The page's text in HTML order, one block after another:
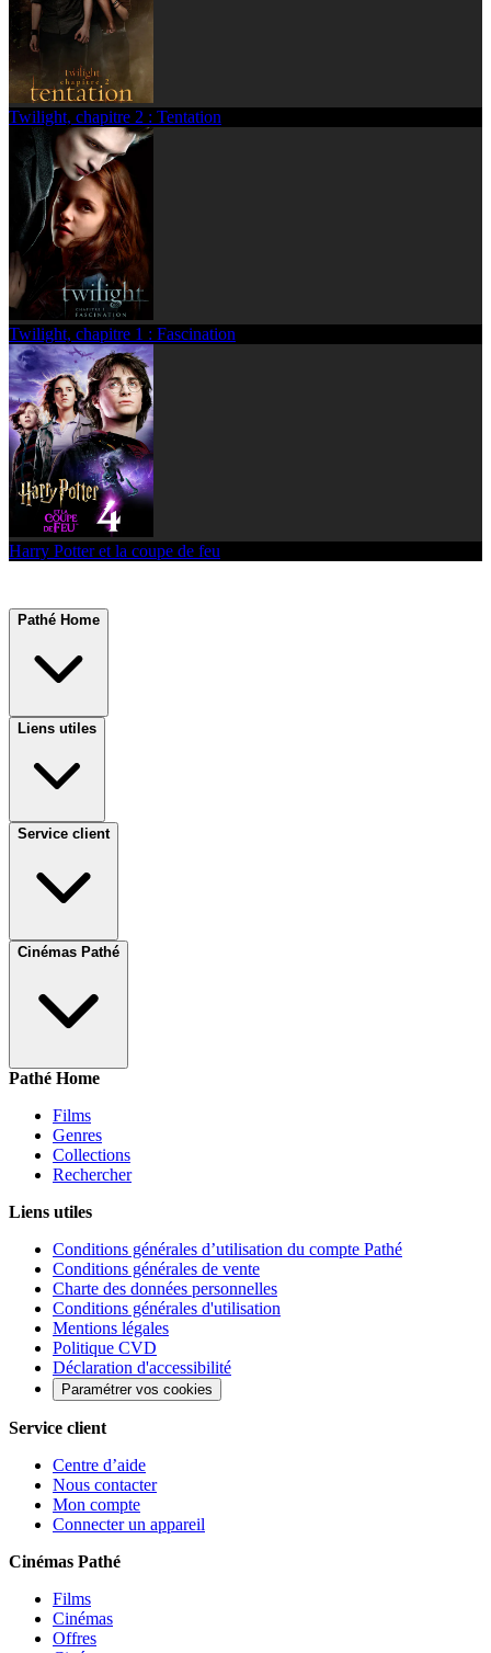
Twilight, chapitre 2 : Tentation
Twilight, chapitre 1 : Fascination
Harry Potter et la coupe de feu
Pathé Home
Liens utiles
Service client
Cinémas Pathé
Pathé Home
Films
Genres
Collections
Rechercher
Liens utiles
Conditions générales d’utilisation du compte Pathé
Conditions générales de vente
Charte des données personnelles
Conditions générales d'utilisation
Mentions légales
Politique CVD
Déclaration d'accessibilité
Paramétrer vos cookies
Service client
Centre d’aide
Nous contacter
Mon compte
Connecter un appareil
Cinémas Pathé
Films
Cinémas
Offres